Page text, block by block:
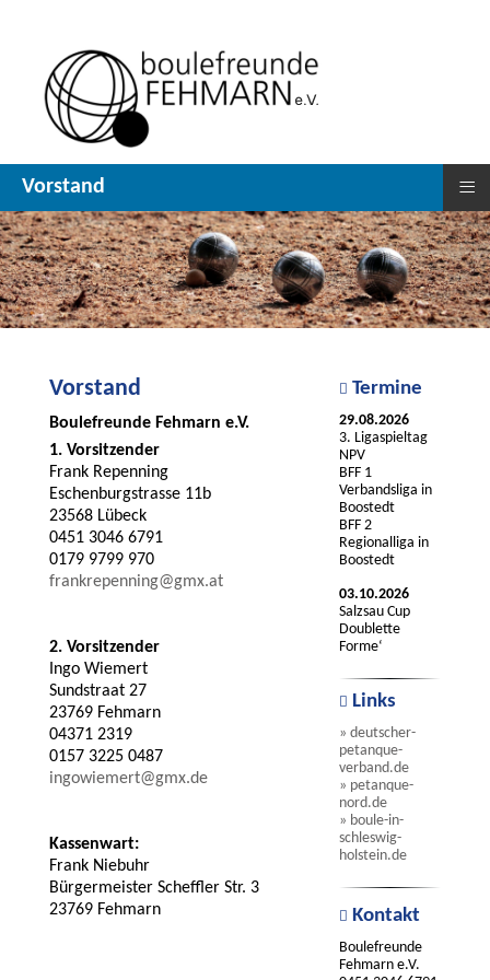
Vorstand ≡
Vorstand
Boulefreunde Fehmarn e.V.
1. Vorsitzender
Frank Repenning
Eschenburgstrasse 11b
23568 Lübeck
0451 3046 6791
0179 9799 970
frankrepenning@gmx.at
2. Vorsitzender
Ingo Wiemert
Sundstraat 27
23769 Fehmarn
04371 2319
0157 3225 0487
ingowiemert@gmx.de
Kassenwart:
Frank Niebuhr
Bürgermeister Scheffler Str. 3
23769 Fehmarn
Termine
29.08.2026
3. Ligaspieltag
NPV
BFF 1
Verbandsliga in
Boostedt
BFF 2
Regionalliga in
Boostedt
03.10.2026
Salzsau Cup
Doublette
Forme‘
Links
» deutscher-
petanque-
verband.de
» petanque-
nord.de
» boule-in-
schleswig-
holstein.de
Kontakt
Boulefreunde
Fehmarn e.V.